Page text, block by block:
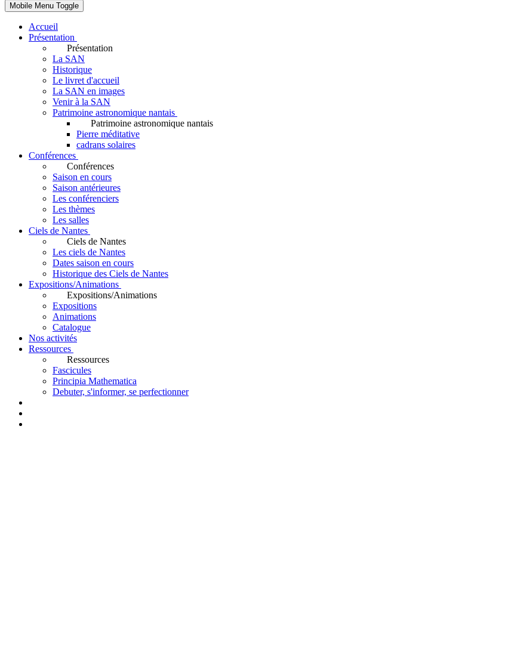
Mobile Menu Toggle
Accueil
Présentation
Présentation
La SAN
Historique
Le livret d'accueil
La SAN en images
Venir à la SAN
Patrimoine astronomique nantais
Patrimoine astronomique nantais
Pierre méditative
cadrans solaires
Conférences
Conférences
Saison en cours
Saison antérieures
Les conférenciers
Les thèmes
Les salles
Ciels de Nantes
Ciels de Nantes
Les ciels de Nantes
Dates saison en cours
Historique des Ciels de Nantes
Expositions/Animations
Expositions/Animations
Expositions
Animations
Catalogue
Nos activités
Ressources
Ressources
Fascicules
Principia Mathematica
Debuter, s'informer, se perfectionner